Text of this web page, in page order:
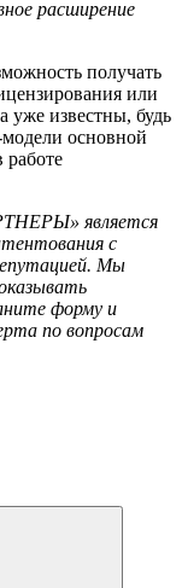
расширение
получать
или
уже известны, будь
основной
работе
является
с
Мы
форму и
по вопросам